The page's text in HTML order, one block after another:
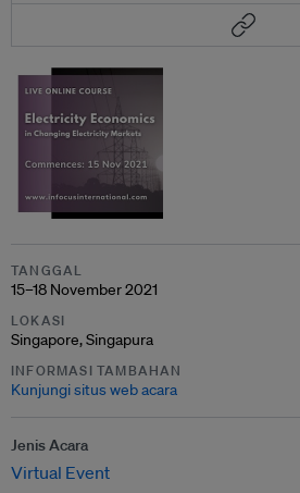
TANGGAL
15–18 November 2021
LOKASI
Singapore, Singapura
INFORMASI TAMBAHAN
Kunjungi situs web acara
Jenis Acara
Virtual Event